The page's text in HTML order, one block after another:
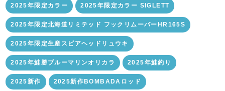
2025年限定カラー 2025年限定カラー SIGLETT
2025年限定北海道リミテッド フックリムーバーHR165S
2025年限定生産スピアヘッドリュウキ
2025年鮭勝ブルーマリンオリカラ 2025年鮭釣り
2025新作 2025新作BOMBADAロッド